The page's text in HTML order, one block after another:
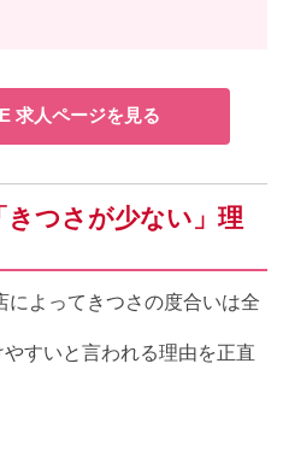
求人ページを見る
つさが少ない」理
によってきつさの度合いは全
すいと言われる理由を正直